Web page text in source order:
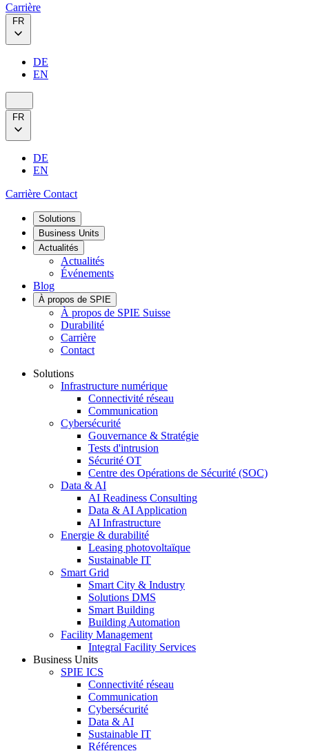
Carrière
FR
DE
EN
FR
DE
EN
Carrière Contact
Solutions
Business Units
Actualités
Actualités
Événements
Blog
À propos de SPIE
À propos de SPIE Suisse
Durabilité
Carrière
Contact
Solutions
Infrastructure numérique
Connectivité réseau
Communication
Cybersécurité
Gouvernance & Stratégie
Tests d'intrusion
Sécurité OT
Centre des Opérations de Sécurité (SOC)
Data & AI
AI Readiness Consulting
Data & AI Application
AI Infrastructure
Energie & durabilité
Leasing photovoltaïque
Sustainable IT
Smart Grid
Smart City & Industry
Solutions DMS
Smart Building
Building Automation
Facility Management
Integral Facility Services
Business Units
SPIE ICS
Connectivité réseau
Communication
Cybersécurité
Data & AI
Sustainable IT
Références